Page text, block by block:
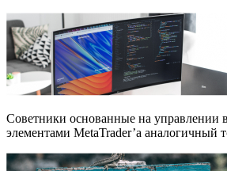
Советники основанные на управлении
элементами MetaTrader’а аналогичный